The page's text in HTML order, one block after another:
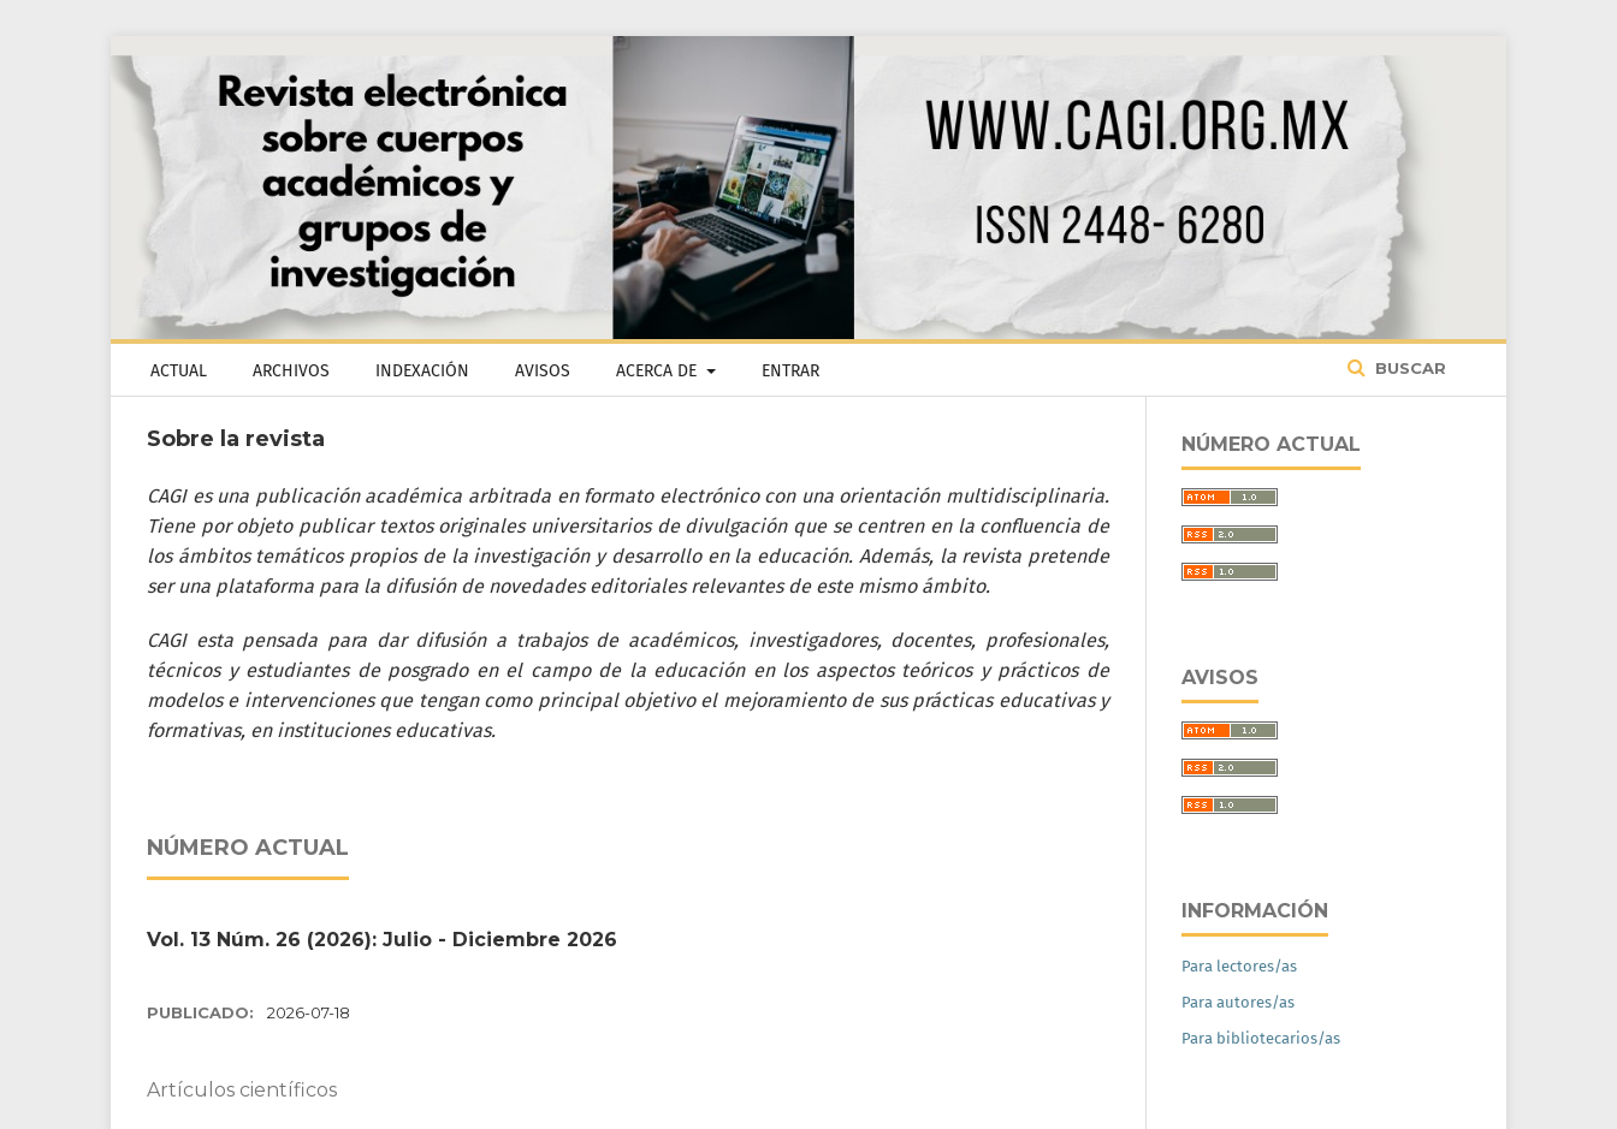
ACTUAL ARCHIVOS INDEXACIÓN AVISOS ACERCA DE ENTRAR BUSCAR
Sobre la revista
CAGI es una publicación académica arbitrada en formato electrónico con una orientación multidisciplinaria.
Tiene por objeto publicar textos originales universitarios de divulgación que se centren en la confluencia de
los ámbitos temáticos propios de la investigación y desarrollo en la educación. Además, la revista pretende
ser una plataforma para la difusión de novedades editoriales relevantes de este mismo ámbito.
CAGI esta pensada para dar difusión a trabajos de académicos, investigadores, docentes, profesionales,
técnicos y estudiantes de posgrado en el campo de la educación en los aspectos teóricos y prácticos de
modelos e intervenciones que tengan como principal objetivo el mejoramiento de sus prácticas educativas y
formativas, en instituciones educativas.
NÚMERO ACTUAL
Vol. 13 Núm. 26 (2026): Julio - Diciembre 2026
PUBLICADO: 2026-07-18
Artículos científicos
NÚMERO ACTUAL
AVISOS
INFORMACIÓN
Para lectores/as
Para autores/as
Para bibliotecarios/as